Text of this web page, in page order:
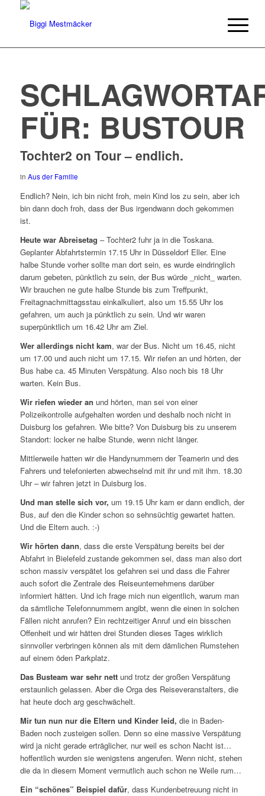
FÜR: BUSTOUR
Tochter2 on Tour – endlich.
in Aus der Familie
Endlich? Nein, ich bin nicht froh, mein Kind los zu sein, aber ich
bin dann doch froh, dass der Bus irgendwann doch gekommen
ist.
Heute war Abreisetag – Tochter2 fuhr ja in die Toskana.
Geplanter Abfahrtstermin 17.15 Uhr in Düsseldorf Eller. Eine
halbe Stunde vorher sollte man dort sein, es wurde eindringlich
darum gebeten, pünktlich zu sein, der Bus würde _nicht_ warten.
Wir brauchen ne gute halbe Stunde bis zum Treffpunkt,
Freitagnachmittagsstau einkalkuliert, also um 15.55 Uhr los
gefahren, um auch ja pünktlich zu sein. Und wir waren
superpünktlich um 16.42 Uhr am Ziel.
Wer allerdings nicht kam, war der Bus. Nicht um 16.45, nicht
um 17.00 und auch nicht um 17.15. Wir riefen an und hörten, der
Bus habe ca. 45 Minuten Verspätung. Also noch bis 18 Uhr
warten. Kein Bus.
Wir riefen wieder an und hörten, man sei von einer
Polizeikontrolle aufgehalten worden und deshalb noch nicht in
Duisburg los gefahren. Wie bitte? Von Duisburg bis zu unserem
Standort: locker ne halbe Stunde, wenn nicht länger.
Mittlerweile hatten wir die Handynummern der Teamerin und des
Fahrers und telefonierten abwechselnd mit ihr und mit ihm. 18.30
Uhr – wir fahren jetzt in Duisburg los.
Und man stelle sich vor, um 19.15 Uhr kam er dann endlich, der
Bus, auf den die Kinder schon so sehnsüchtig gewartet hatten.
Und die Eltern auch. :-)
Wir hörten dann, dass die erste Verspätung bereits bei der
Abfahrt in Bielefeld zustande gekommen sei, dass man also dort
schon massiv verspätet los gefahren sei und dass die Fahrer
auch sofort die Zentrale des Reiseunternehmens darüber
informiert hätten. Und ich frage mich nun eigentlich, warum man
da sämtliche Telefonnummern angibt, wenn die einen in solchen
Fällen nicht anrufen? Ein rechtzeitiger Anruf und ein bisschen
Offenheit und wir hätten drei Stunden dieses Tages wirklich
sinnvoller verbringen können als mit dem dämlichen Rumstehen
auf einem öden Parkplatz.
Das Busteam war sehr nett und trotz der großen Verspätung
erstaunlich gelassen. Aber die Orga des Reiseveranstalters, die
hat heute doch arg geschwächelt.
Mir tun nun nur die Eltern und Kinder leid, die in Baden-
Baden noch zusteigen sollen. Denn so eine massive Verspätung
wird ja nicht gerade erträglicher, nur weil es schon Nacht ist…
hoffentlich wurden sie wenigstens angerufen. Wenn nicht, stehen
die da in diesem Moment vermutlich auch schon ne Weile rum…
Ein “schönes” Beispiel dafür, dass Kundenbetreuung nicht in